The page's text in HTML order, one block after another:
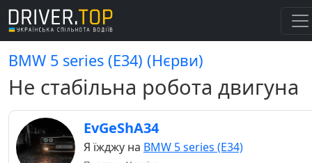
BMW 5 series (E34) (Нєрви)
Не стабільна робота двигуна
EvGeShA34
Я їжджу на BMW 5 series (E34)